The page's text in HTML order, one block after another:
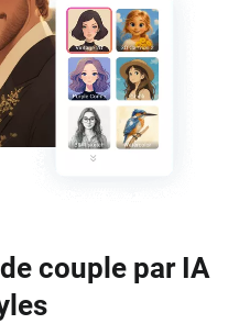
couple par IA